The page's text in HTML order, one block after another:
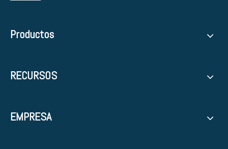
Productos
RECURSOS
EMPRESA